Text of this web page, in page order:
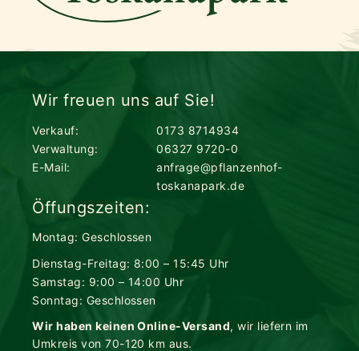
Wir freuen uns auf Sie!
Verkauf:
0173 8714934
Verwaltung:
06327 9720-0
E-Mail:
anfrage@pflanzenhof-
toskanapark.de
Öffungszeiten:
Montag: Geschlossen
Dienstag-Freitag: 8:00 – 15:45 Uhr
Samstag: 9:00 – 14:00 Uhr
Sonntag: Geschlossen
Wir haben keinen Online-Versand, wir liefern im
Umkreis von 70-120 km aus.